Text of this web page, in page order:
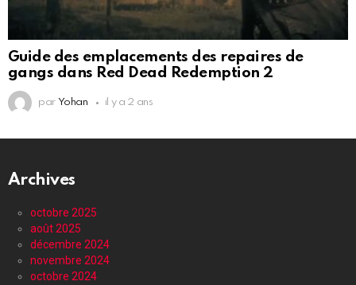
Guide des emplacements des repaires de
gangs dans Red Dead Redemption 2
par Yohan il y a 2 ans
Archives
octobre 2025
août 2025
décembre 2024
novembre 2024
octobre 2024